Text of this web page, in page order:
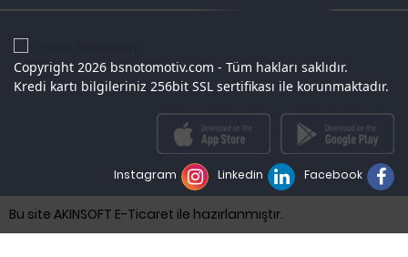
Copyright 2026 bsnotomotiv.com - Tüm hakları saklıdır.
Kredi kartı bilgileriniz 256bit SSL sertifikası ile korunmaktadır.
Facebook
Linkedin
Instagram
Bu site AKINSOFT E-Ticaret ile hazırlanmıştır.